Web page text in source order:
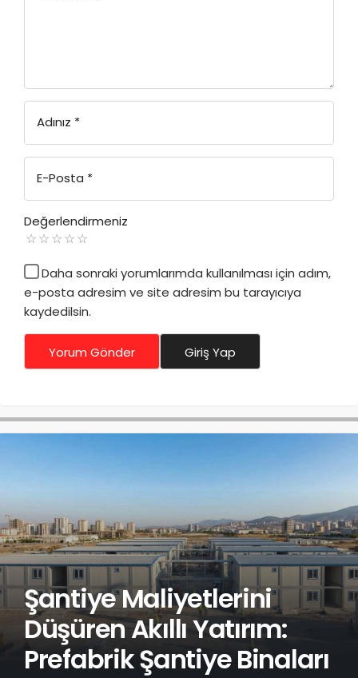
Adınız *
E-Posta *
Değerlendirmeniz
Daha sonraki yorumlarımda kullanılması için adım,
e-posta adresim ve site adresim bu tarayıcıya
kaydedilsin.
Yorum Gönder Giriş Yap
Şantiye Maliyetlerini
Düşüren Akıllı Yatırım:
Prefabrik Şantiye Binaları